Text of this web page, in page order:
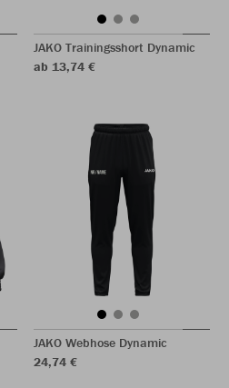
JAKO Trainingsshort Dynamic
ab 13,74 €
JAKO Webhose Dynamic
24,74 €